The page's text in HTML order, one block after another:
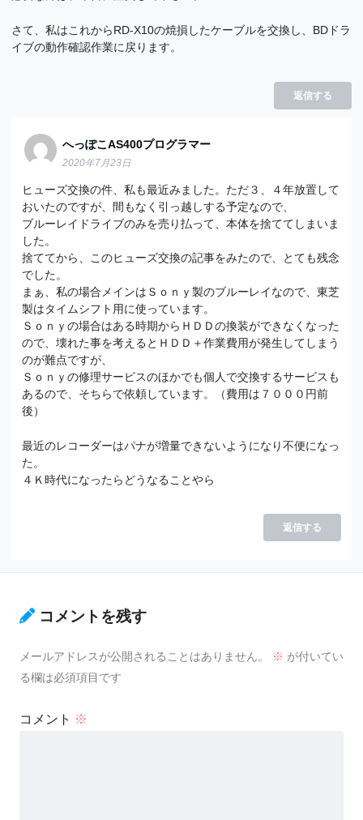
さて、私はこれからRD-X10の焼損したケーブルを交換し、BDドラ
イブの動作確認作業に戻ります。
返信する
へっぽこAS400プログラマー
2020年7月23日
ヒューズ交換の件、私も最近みました。ただ３、４年放置して
おいたのですが、間もなく引っ越しする予定なので、
ブルーレイドライブのみを売り払って、本体を捨ててしまいま
した。
捨ててから、このヒューズ交換の記事をみたので、とても残念
でした。
まぁ、私の場合メインはＳｏｎｙ製のブルーレイなので、東芝
製はタイムシフト用に使っています。
Ｓｏｎｙの場合はある時期からＨＤＤの換装ができなくなった
ので、壊れた事を考えるとＨＤＤ＋作業費用が発生してしまう
のが難点ですが、
Ｓｏｎｙの修理サービスのほかでも個人で交換するサービスも
あるので、そちらで依頼しています。（費用は７０００円前
後）
最近のレコーダーはパナが増量できないようになり不便になっ
た。
４Ｋ時代になったらどうなることやら
返信する
コメントを残す
メールアドレスが公開されることはありません。 ※ が付いてい
る欄は必須項目です
コメント ※